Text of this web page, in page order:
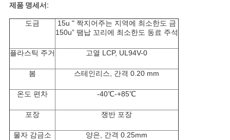
사
트
PRIVACY
POLICY
제품 명세서:
도금
15u " 짝지어주는 지역에 최소한도 금
150u” 땜납 꼬리에 최소한도 동료 주석
플라스틱 주거 고열 LCP, UL94V-0
봄 스테인리스, 간격 0.20 mm
온도 편차 -40℃-+85℃
포장 쟁반 포장
물자 감금소 양은, 간격 0.25mm